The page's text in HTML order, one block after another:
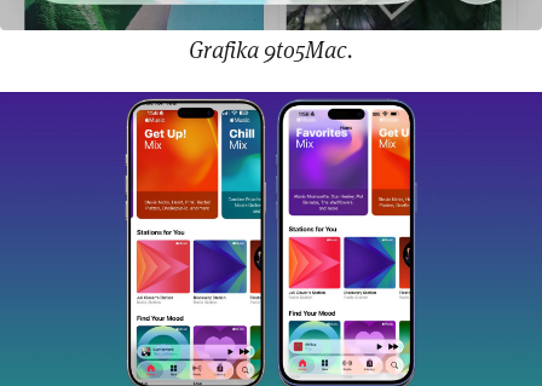
Grafika 9to5Mac.